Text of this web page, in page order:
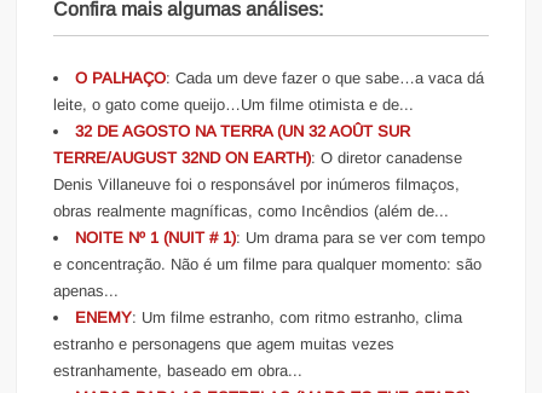
Confira mais algumas análises:
O PALHAÇO: Cada um deve fazer o que sabe…a vaca dá
leite, o gato come queijo…Um filme otimista e de...
32 DE AGOSTO NA TERRA (UN 32 AOÛT SUR
TERRE/AUGUST 32ND ON EARTH): O diretor canadense
Denis Villaneuve foi o responsável por inúmeros filmaços,
obras realmente magníficas, como Incêndios (além de...
NOITE Nº 1 (NUIT # 1): Um drama para se ver com tempo
e concentração. Não é um filme para qualquer momento: são
apenas...
ENEMY: Um filme estranho, com ritmo estranho, clima
estranho e personagens que agem muitas vezes
estranhamente, baseado em obra...